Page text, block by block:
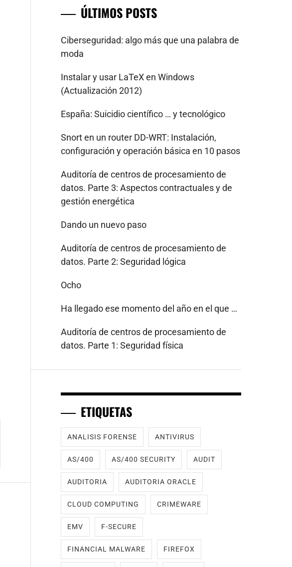
ÚLTIMOS POSTS
Ciberseguridad: algo más que una palabra de
moda
Instalar y usar LaTeX en Windows
(Actualización 2012)
España: Suicidio científico … y tecnológico
Snort en un router DD-WRT: Instalación,
configuración y operación básica en 10 pasos
Auditoría de centros de procesamiento de
datos. Parte 3: Aspectos contractuales y de
gestión energética
Dando un nuevo paso
Auditoría de centros de procesamiento de
datos. Parte 2: Seguridad lógica
Ocho
Ha llegado ese momento del año en el que …
Auditoría de centros de procesamiento de
datos. Parte 1: Seguridad física
ETIQUETAS
ANALISIS FORENSE ANTIVIRUS
AS/400 AS/400 SECURITY AUDIT
AUDITORIA AUDITORIA ORACLE
CLOUD COMPUTING CRIMEWARE
EMV F-SECURE
FINANCIAL MALWARE FIREFOX